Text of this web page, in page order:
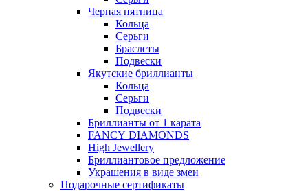
Черная пятница
Кольца
Серьги
Браслеты
Подвески
Якутские бриллианты
Кольца
Серьги
Подвески
Бриллианты от 1 карата
FANCY DIAMONDS
High Jewellery
Бриллиантовое предложение
Украшения в виде змеи
Подарочные сертификаты